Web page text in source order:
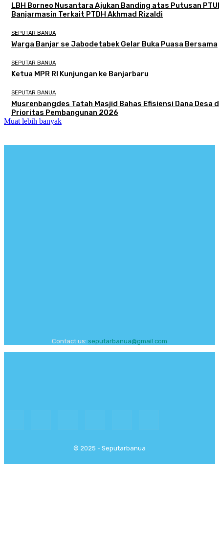
LBH Borneo Nusantara Ajukan Banding atas Putusan
Banjarmasin Terkait PTDH Akhmad Rizaldi
SEPUTAR BANUA
Warga Banjar se Jabodetabek Gelar Buka Puasa Bersama
SEPUTAR BANUA
Ketua MPR RI Kunjungan ke Banjarbaru
SEPUTAR BANUA
Musrenbangdes Tatah Masjid Bahas Efisiensi Dana Desa
Prioritas Pembangunan 2026
Muat lebih banyak
Contact us: seputarbanua@gmail.com
© 2025 - Seputarbanua